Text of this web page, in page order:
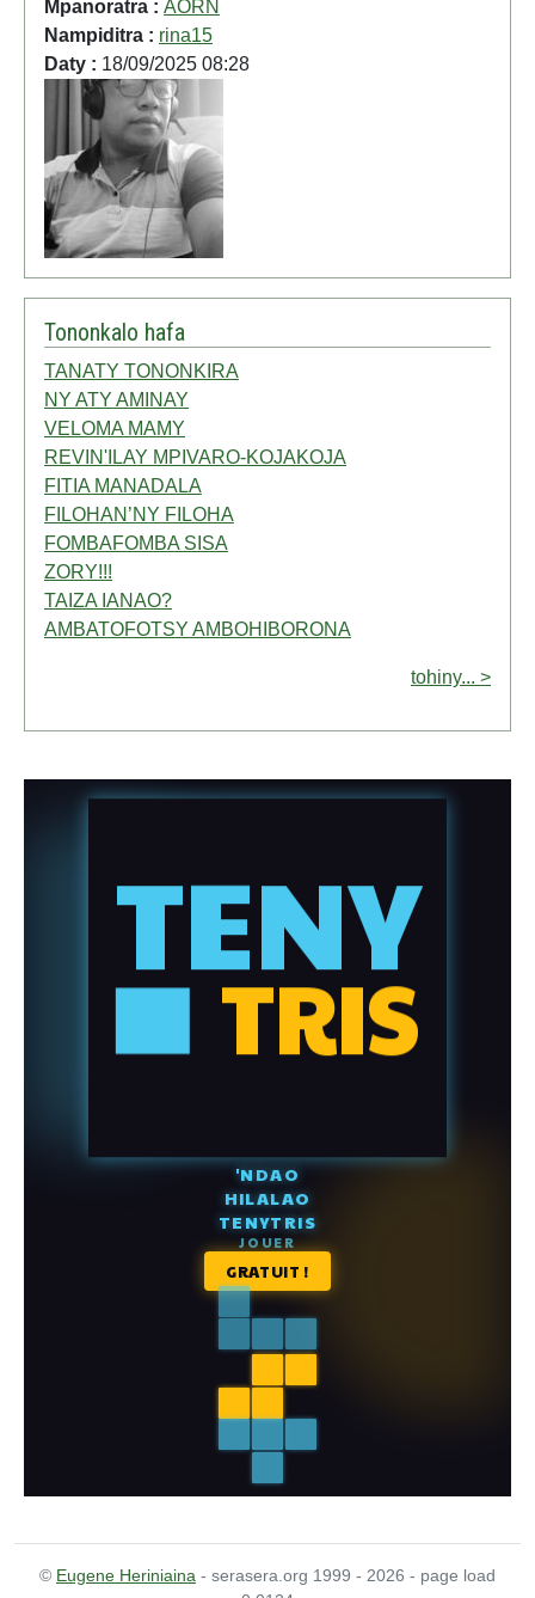
Mpanoratra : AORN
Nampiditra : rina15
Daty : 18/09/2025 08:28
Tononkalo hafa
TANATY TONONKIRA
NY ATY AMINAY
VELOMA MAMY
REVIN'ILAY MPIVARO-KOJAKOJA
FITIA MANADALA
FILOHAN’NY FILOHA
FOMBAFOMBA SISA
ZORY!!!
TAIZA IANAO?
AMBATOFOTSY AMBOHIBORONA
tohiny... >
© Eugene Heriniaina - serasera.org 1999 - 2026 - page load